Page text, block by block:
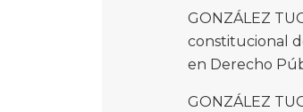
GONZÁLEZ
constitucional
en Derecho
GONZÁLEZ